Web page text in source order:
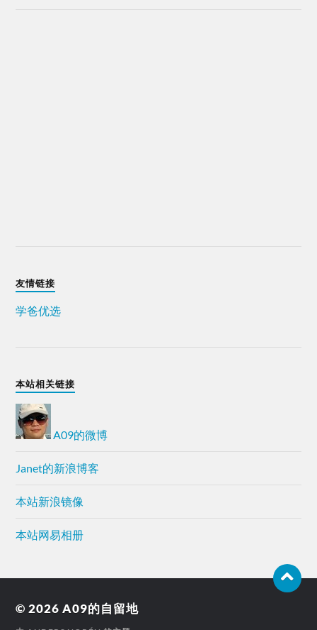
友情链接
学爸优选
本站相关链接
A09的微博
Janet的新浪博客
本站新浪镜像
本站网易相册
© 2026A09的自留地